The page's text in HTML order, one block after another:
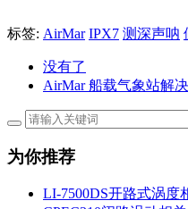
标签: AirMar IPX7 测深声呐
没有了
AirMar 船载气象站解
为你推荐
LI-7500DS开路式涡度